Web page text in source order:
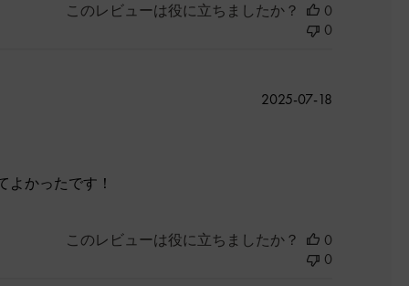
このレビューは役に立ちましたか？
0
0
かったです！
公
2025-07-18
このレビューは役に立ちましたか？
0
0